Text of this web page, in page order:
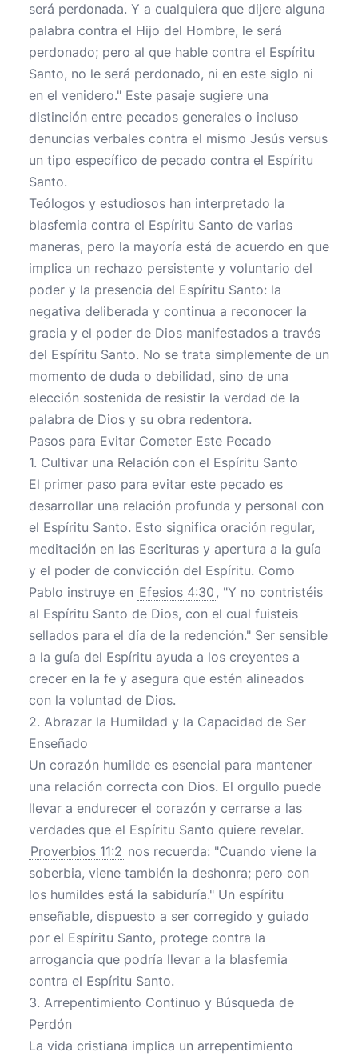
será perdonada. Y a cualquiera que dijere alguna
palabra contra el Hijo del Hombre, le será
perdonado; pero al que hable contra el Espíritu
Santo, no le será perdonado, ni en este siglo ni
en el venidero." Este pasaje sugiere una
distinción entre pecados generales o incluso
denuncias verbales contra el mismo Jesús versus
un tipo específico de pecado contra el Espíritu
Santo.
Teólogos y estudiosos han interpretado la
blasfemia contra el Espíritu Santo de varias
maneras, pero la mayoría está de acuerdo en que
implica un rechazo persistente y voluntario del
poder y la presencia del Espíritu Santo: la
negativa deliberada y continua a reconocer la
gracia y el poder de Dios manifestados a través
del Espíritu Santo. No se trata simplemente de un
momento de duda o debilidad, sino de una
elección sostenida de resistir la verdad de la
palabra de Dios y su obra redentora.
Pasos para Evitar Cometer Este Pecado
1. Cultivar una Relación con el Espíritu Santo
El primer paso para evitar este pecado es
desarrollar una relación profunda y personal con
el Espíritu Santo. Esto significa oración regular,
meditación en las Escrituras y apertura a la guía
y el poder de convicción del Espíritu. Como
Pablo instruye en Efesios 4:30 , "Y no contristéis
al Espíritu Santo de Dios, con el cual fuisteis
sellados para el día de la redención." Ser sensible
a la guía del Espíritu ayuda a los creyentes a
crecer en la fe y asegura que estén alineados
con la voluntad de Dios.
2. Abrazar la Humildad y la Capacidad de Ser
Enseñado
Un corazón humilde es esencial para mantener
una relación correcta con Dios. El orgullo puede
llevar a endurecer el corazón y cerrarse a las
verdades que el Espíritu Santo quiere revelar.
Proverbios 11:2 nos recuerda: "Cuando viene la
soberbia, viene también la deshonra; pero con
los humildes está la sabiduría." Un espíritu
enseñable, dispuesto a ser corregido y guiado
por el Espíritu Santo, protege contra la
arrogancia que podría llevar a la blasfemia
contra el Espíritu Santo.
3. Arrepentimiento Continuo y Búsqueda de
Perdón
La vida cristiana implica un arrepentimiento